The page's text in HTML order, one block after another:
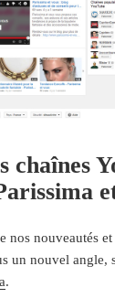
chaînes
nos nouveautés
un nouvel angle,
.